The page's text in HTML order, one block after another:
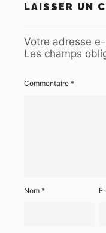
LAISSER UN
Votre adresse
Les champs
Commentaire *
Nom *